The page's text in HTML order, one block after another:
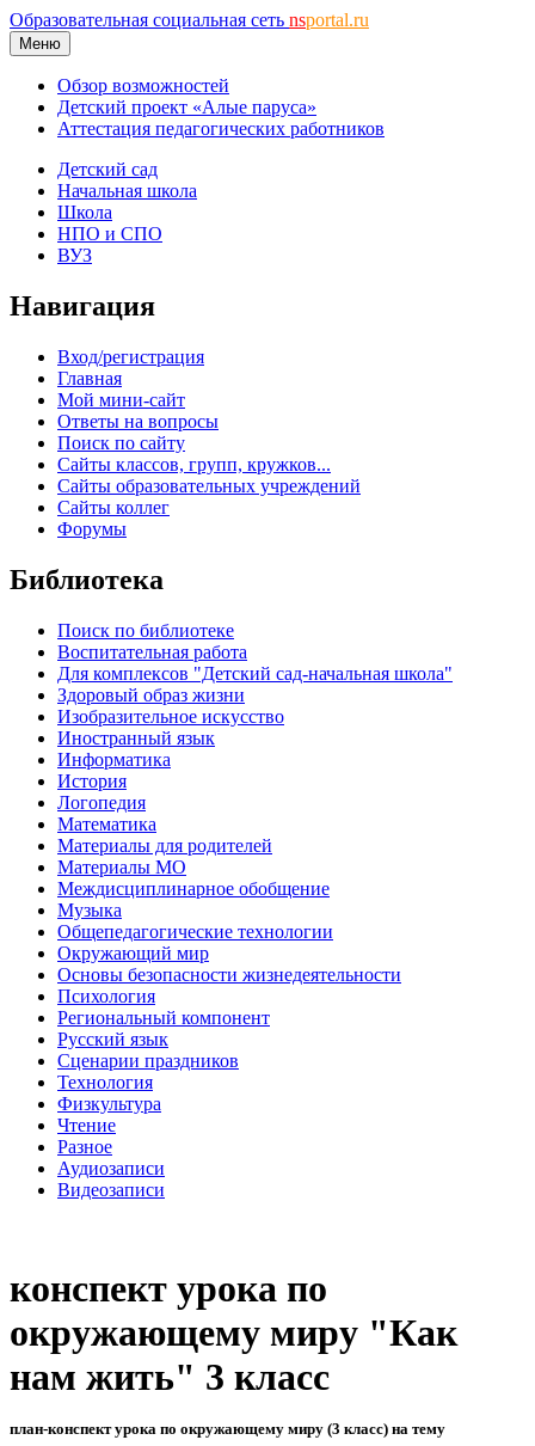
Образовательная социальная сеть nsportal.ru
Меню
Обзор возможностей
Детский проект «Алые паруса»
Аттестация педагогических работников
Детский сад
Начальная школа
Школа
НПО и СПО
ВУЗ
Навигация
Вход/регистрация
Главная
Мой мини-сайт
Ответы на вопросы
Поиск по сайту
Сайты классов, групп, кружков...
Сайты образовательных учреждений
Сайты коллег
Форумы
Библиотека
Поиск по библиотеке
Воспитательная работа
Для комплексов "Детский сад-начальная школа"
Здоровый образ жизни
Изобразительное искусство
Иностранный язык
Информатика
История
Логопедия
Математика
Материалы для родителей
Материалы МО
Междисциплинарное обобщение
Музыка
Общепедагогические технологии
Окружающий мир
Основы безопасности жизнедеятельности
Психология
Региональный компонент
Русский язык
Сценарии праздников
Технология
Физкультура
Чтение
Разное
Аудиозаписи
Видеозаписи
конспект урока по
окружающему миру "Как
нам жить" 3 класс
план-конспект урока по окружающему миру (3 класс) на тему